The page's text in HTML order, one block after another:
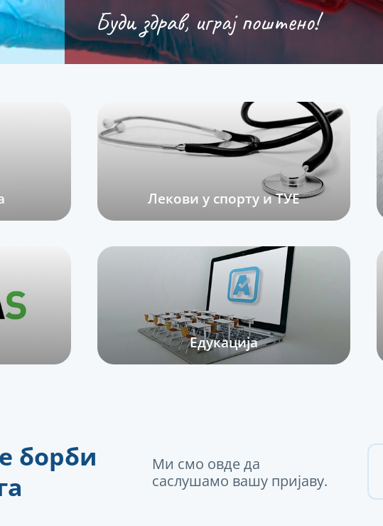
Буди здрав, играј поштено!
Лекови у спорту и ТУЕ
Едукација
борби
Ми смо овде да
саслушамо вашу пријаву.